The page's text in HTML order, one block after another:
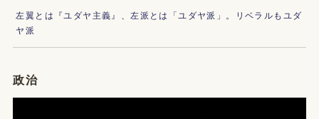
左翼とは『ユダヤ主義』、左派とは「ユダヤ派」。リベラルもユダ
ヤ派
政治